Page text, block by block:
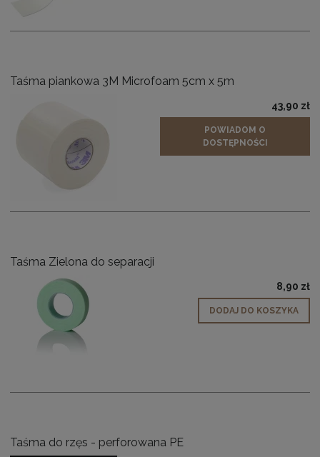
Taśma piankowa 3M Microfoam 5cm x 5m
43,90 zł
POWIADOM O
DOSTĘPNOŚCI
Taśma Zielona do separacji
8,90 zł
DODAJ DO KOSZYKA
Taśma do rzęs - perforowana PE